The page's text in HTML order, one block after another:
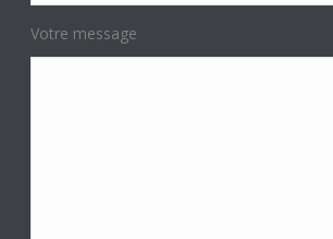
Votre message